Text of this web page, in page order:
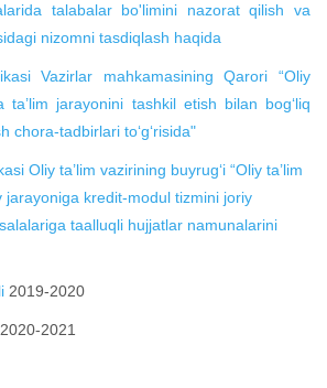
talabalar bo'limini nazorat qilish va
nizomni tasdiqlash haqida
Vazirlar mahkamasining Qarori “Oliy
ta’lim jarayonini tashkil etish bilan bog‘liq
chora-tadbirlari to‘g‘risida"
Oliy ta’lim vazirining buyrug‘i “Oliy ta’lim
jarayoniga kredit-modul tizmini joriy
taalluqli hujjatlar namunalarini
2019-2020
2020-2021